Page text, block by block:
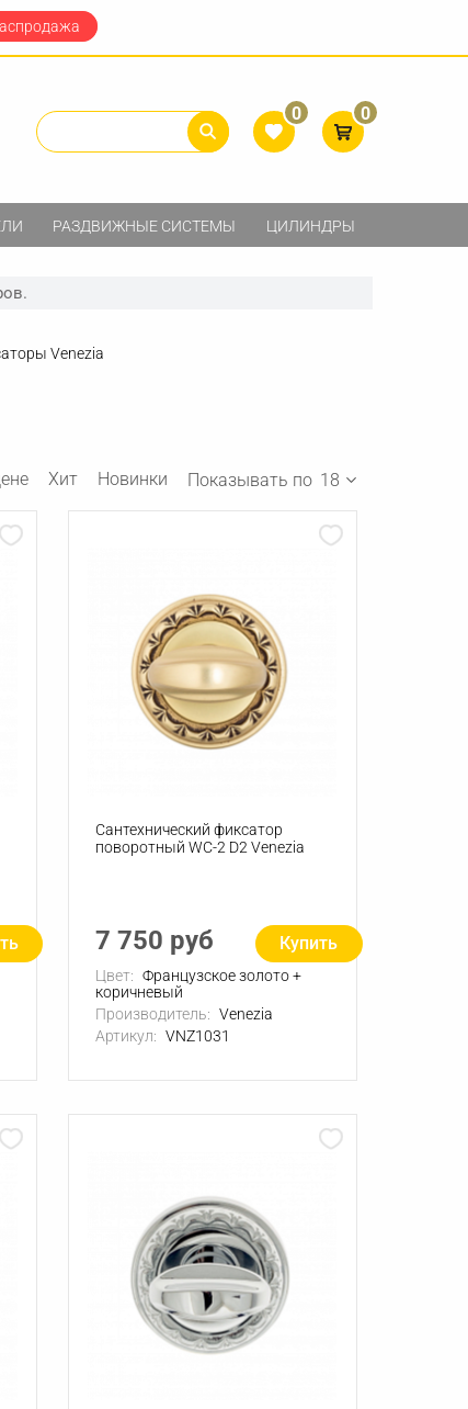
0 0
РАЗДВИЖНЫЕ СИСТЕМЫ ЦИЛИНДРЫ
Venezia
Хит Новинки Показывать по 18
Сантехнический фиксатор
поворотный WC-2 D2 Venezia
7 750 руб Купить
Цвет: Французское золото +
коричневый
Производитель: Venezia
Артикул: VNZ1031